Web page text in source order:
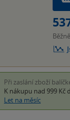
Při zaslání zboží
K nákupu nad 999 Kč
Let na měsíc